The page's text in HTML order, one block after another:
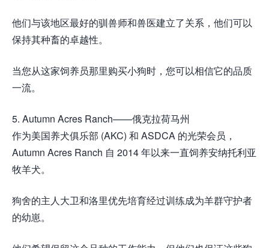
他们与该地区最好的驯兽师和兽医建立了关系，他们可以
保持其种畜的卓越性。
当您从这家饲养员那里购买小狗时，您可以相信它的品质
一流。
5. Autumn Acres Ranch——俄克拉荷马州
作为美国养犬俱乐部 (AKC) 和 ASDCA 的光荣会员，
Autumn Acres Ranch 自 2014 年以来一直饲养安纳托利亚
牧羊犬。
狗舍的主人大卫和洛里优先培育经过训练成为羊群守护者
的幼崽。